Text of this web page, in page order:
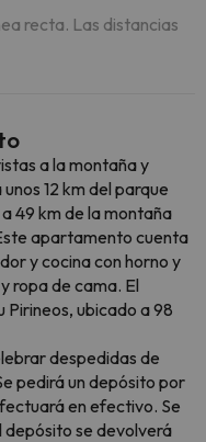
recta. Las distancias
a la montaña y
12 km del parque
49 km de la montaña
apartamento cuenta
y cocina con horno y
ropa de cama. El
Pirineos, ubicado a 98
despedidas de
pedirá un depósito por
en efectivo. Se
depósito se devolverá